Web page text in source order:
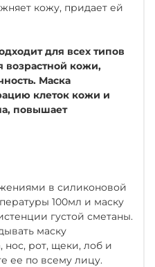
кожу, придает ей
для всех типов
возрастной кожи,
Маска
клеток кожи и
повышает
в силиконовой
100мл и маску
густой сметаны.
маску
нос, рот, щеки, лоб и
ее по всему лицу.